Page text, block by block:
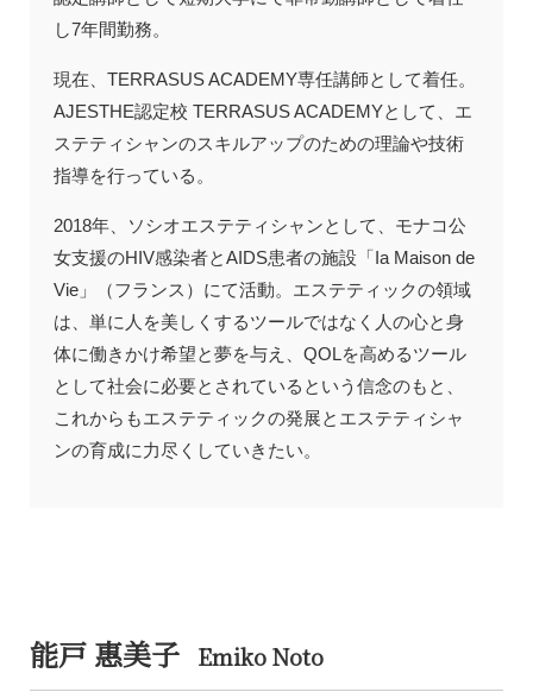
し7年間勤務。
現在、TERRASUS ACADEMY専任講師として着任。
AJESTHE認定校 TERRASUS ACADEMYとして、エ
ステティシャンのスキルアップのための理論や技術
指導を行っている。
2018年、ソシオエステティシャンとして、モナコ公
女支援のHIV感染者とAIDS患者の施設「Ia Maison de
Vie」（フランス）にて活動。エステティックの領域
は、単に人を美しくするツールではなく人の心と身
体に働きかけ希望と夢を与え、QOLを高めるツール
として社会に必要とされているという信念のもと、
これからもエステティックの発展とエステティシャ
ンの育成に力尽くしていきたい。
能戸 惠美子 Emiko Noto